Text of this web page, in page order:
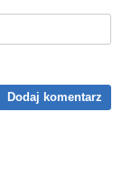
Dodaj komentarz